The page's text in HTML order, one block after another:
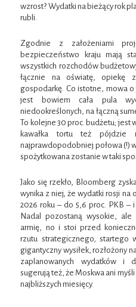
wzrost? Wydatki na bieżący rok
rubli.
Zgodnie z założeniami
bezpieczeństwo kraju mają
wszystkich rozchodów
łącznie na oświatę, opiekę
gospodarkę. Co istotne, mowa
jest bowiem cała pula
niedookreślonych, na łączną
To kolejne 30 proc. budżetu; jest
kawałka tortu też
najprawdopodobniej połowa (!)
spożytkowana zostanie w taki
Jako się rzekło, Bloomberg
wynika z niej, że wydatki rosji na
2026 roku – do 5,6 proc. PKB – i
Nadal pozostaną wysokie,
armię, no i stoi przed
rzutu strategicznego, startego
gigantyczny wysiłek, rozłożony
zaplanowanych wydatków i
sugerują też, że Moskwa ani
najbliższych miesięcy.